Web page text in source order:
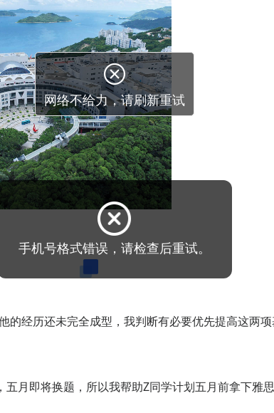
备考
的经历还未完全成型，我判断有必要优先提高这两
月即将换题，所以我帮助Z同学计划五月前拿下雅
手机号格式错误，请检查后重试。